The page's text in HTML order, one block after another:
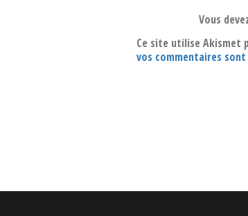
Vous
Ce site utilise Akismet
vos commentaires